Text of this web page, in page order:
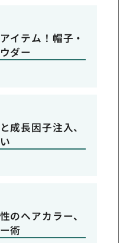
イテム！帽子・
ダー
成長因子注入、
のヘアカラー、
術